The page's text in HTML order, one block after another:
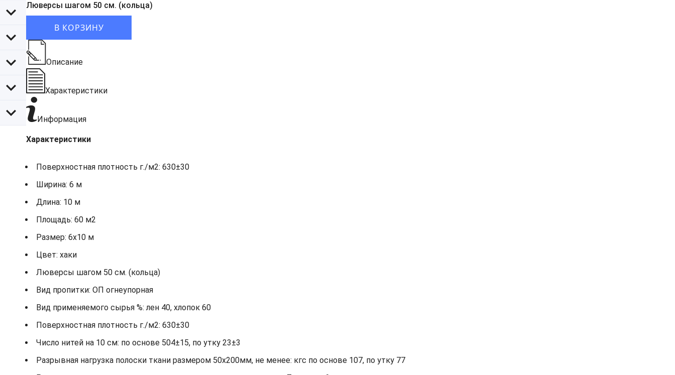
Люверсы шагом 50 см. (кольца)
В КОРЗИНУ
Описание
Характеристики
Информация
Характеристики
Поверхностная плотность г./м2: 630±30
Ширина: 6 м
Длина: 10 м
Площадь: 60 м2
Размер: 6х10 м
Цвет: хаки
Люверсы шагом 50 см. (кольца)
Вид пропитки: ОП огнеупорная
Вид применяемого сырья %: лен 40, хлопок 60
Поверхностная плотность г./м2: 630±30
Число нитей на 10 см: по основе 504±15, по утку 23±3
Разрывная нагрузка полоски ткани размером 50х200мм, не менее: кгс по основе 107, по утку 77